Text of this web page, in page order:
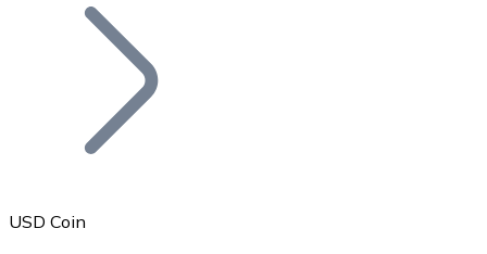
Bitcoin
USD Coin